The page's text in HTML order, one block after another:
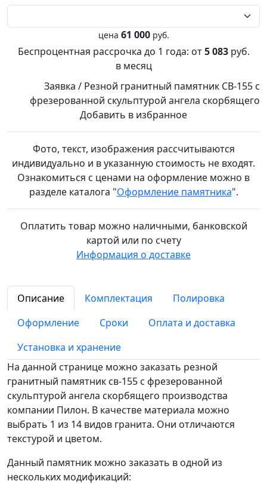
цена 61 000 руб.
Беспроцентная рассрочка до 1 года: от5 083руб.
в месяц
Заявка / Резной гранитный памятник СВ-155 с
фрезерованной скульптурой ангела скорбящего
Добавить в избранное
Фото, текст, изображения рассчитываются
индивидуально и в указанную стоимость не входят.
Ознакомиться с ценами на оформление можно в
разделе каталога "Оформление памятника".
Оплатить товар можно наличными, банковской
картой или по счету
Информация о доставке
Описание Комплектация
Полировка
Оформление
Сроки
Оплата и доставка
Установка и хранение
На данной странице можно заказать резной
гранитный памятник св-155 с фрезерованной
скульптурой ангела скорбящего производства
компании Пилон. В качестве материала можно
выбрать 1 из 14 видов гранита. Они отличаются
текстурой и цветом.
Данный памятник можно заказать в одной из
нескольких модификаций: